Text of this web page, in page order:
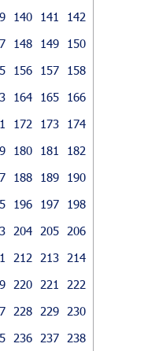
140 141
142
148 149
150
156 157
158
164 165
166
172 173
174
180 181
182
188 189
190
196 197
198
204 205
206
212 213
214
220 221
222
228 229
230
236 237
238